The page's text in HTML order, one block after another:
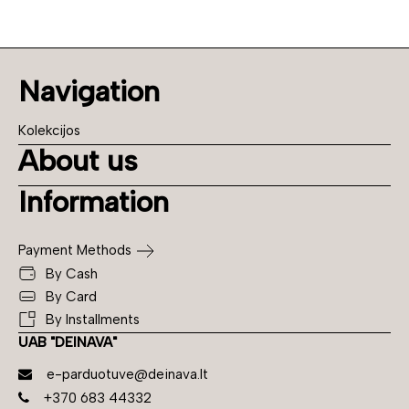
UAB "DEINAVA"
e-parduotuve@deinava.lt
+370 683 44332
Navigation
Kolekcijos
About us
Information
Payment Methods
By Cash
By Card
By Installments